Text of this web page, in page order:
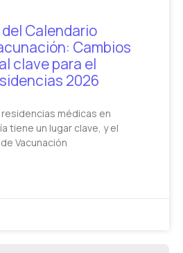
Calendario
Cambios
clave para el
2026
médicas en
tiene un lugar clave, y el
Vacunación